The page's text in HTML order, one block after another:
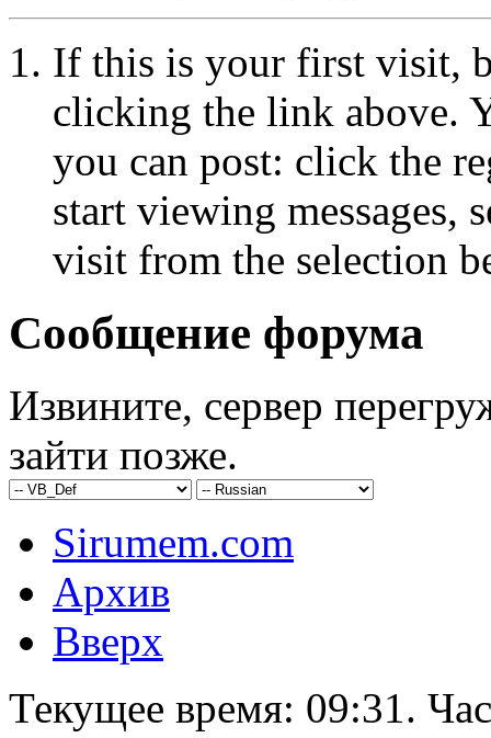
If this is your first visit,
clicking the link above.
you can post: click the
start viewing messages,
visit from the selection
Сообщение форума
Извините, сервер
зайти позже.
Sirumem.com
Архив
Вверх
Текущее время: 09:31.